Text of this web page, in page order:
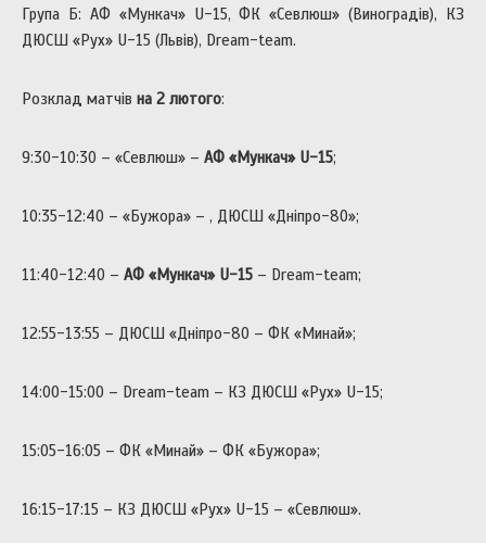
Група Б: АФ «Мункач» U-15, ФК «Севлюш» (Виноградів), КЗ
ДЮСШ «Рух» U-15 (Львів), Dream-team.
Розклад матчів на 2 лютого:
9:30-10:30 – «Севлюш» – АФ «Мункач» U-15;
10:35-12:40 – «Бужора» – , ДЮСШ «Дніпро-80»;
11:40-12:40 – АФ «Мункач» U-15 – Dream-team;
12:55-13:55 – ДЮСШ «Дніпро-80 – ФК «Минай»;
14:00-15:00 – Dream-team – КЗ ДЮСШ «Рух» U-15;
15:05-16:05 – ФК «Минай» – ФК «Бужора»;
16:15-17:15 – КЗ ДЮСШ «Рух» U-15 – «Севлюш».